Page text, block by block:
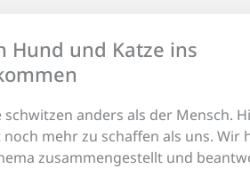
Hund und Katze ins
schwitzen anders als der Mensch.
mehr zu schaffen als uns. Wir
zusammengestellt und